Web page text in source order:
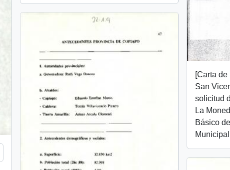
[Carta
San
solicitud
La
Básico
Añadir al portapapeles